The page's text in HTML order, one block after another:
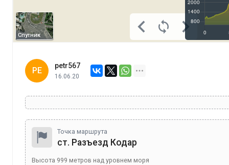
Спутник
PE
petr567
16.06.20
Точка маршрута
ст. Разъезд Кодар
Высота 999 метров над уровнем моря